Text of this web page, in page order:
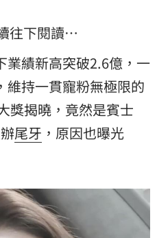
往下閱讀…
業績新高突破2.6億，一
維持一貫寵粉無極限的
獎揭曉，竟然是賓士
尾牙 ，原因也曝光